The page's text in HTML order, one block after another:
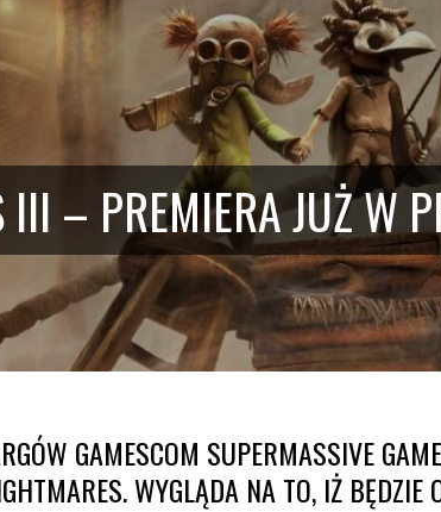
– PREMIERA JUŻ W
GAMESCOM SUPERMASSIVE
WYGLĄDA NA TO, IŻ BĘDZIE